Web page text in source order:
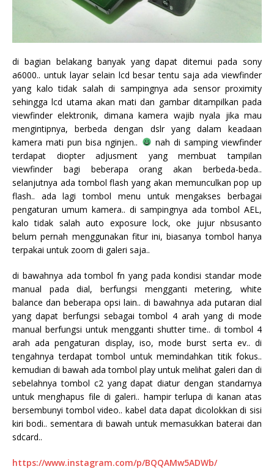
di bagian belakang banyak yang dapat ditemui pada sony
a6000.. untuk layar selain lcd besar tentu saja ada viewfinder
yang kalo tidak salah di sampingnya ada sensor proximity
sehingga lcd utama akan mati dan gambar ditampilkan pada
viewfinder elektronik, dimana kamera wajib nyala jika mau
mengintipnya, berbeda dengan dslr yang dalam keadaan
kamera mati pun bisa nginjen..
nah di samping viewfinder
terdapat diopter adjusment yang membuat tampilan
viewfinder bagi beberapa orang akan berbeda-beda..
selanjutnya ada tombol flash yang akan memunculkan pop up
flash.. ada lagi tombol menu untuk mengakses berbagai
pengaturan umum kamera.. di sampingnya ada tombol AEL,
kalo tidak salah auto exposure lock, oke jujur nbsusanto
belum pernah menggunakan fitur ini, biasanya tombol hanya
terpakai untuk zoom di galeri saja..
di bawahnya ada tombol fn yang pada kondisi standar mode
manual pada dial, berfungsi mengganti metering, white
balance dan beberapa opsi lain.. di bawahnya ada putaran dial
yang dapat berfungsi sebagai tombol 4 arah yang di mode
manual berfungsi untuk mengganti shutter time.. di tombol 4
arah ada pengaturan display, iso, mode burst serta ev.. di
tengahnya terdapat tombol untuk memindahkan titik fokus..
kemudian di bawah ada tombol play untuk melihat galeri dan di
sebelahnya tombol c2 yang dapat diatur dengan standarnya
untuk menghapus file di galeri.. hampir terlupa di kanan atas
bersembunyi tombol video.. kabel data dapat dicolokkan di sisi
kiri bodi.. sementara di bawah untuk memasukkan baterai dan
sdcard..
https://www.instagram.com/p/BQQAMw5ADWb/